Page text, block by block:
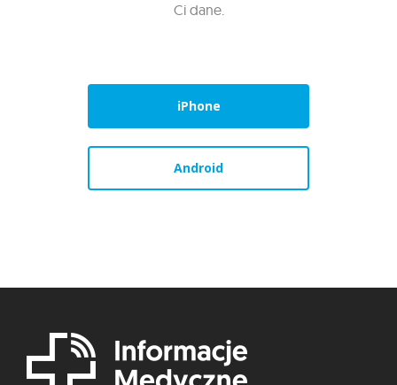
Ci dane.
iPhone
Android